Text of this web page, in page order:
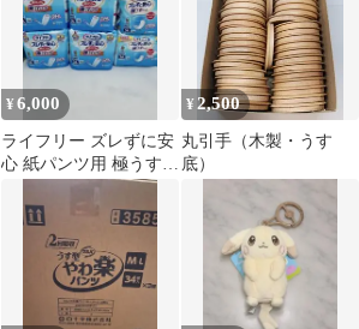
¥6,000
ライフリー ズレずに安
心 紙パンツ用 極うすパ
ッド まとめ売り
¥2,500
丸引手（木製・うす
底）